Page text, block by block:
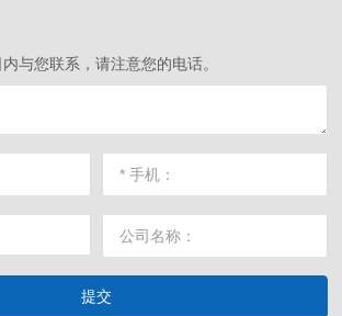
与您联系，请注意您的电话。
提交